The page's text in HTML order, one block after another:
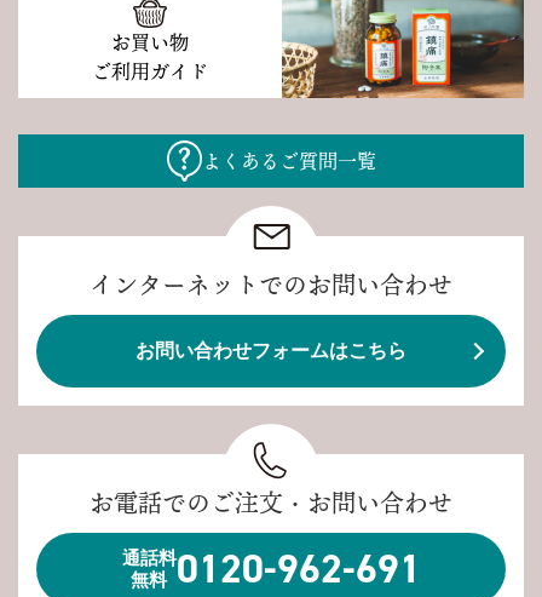
お買い物
ご利用ガイド
よくあるご質問一覧
インターネットでのお問い合わせ
お問い合わせフォームはこちら
お電話でのご注文・お問い合わせ
通話料
無料 0120-962-691